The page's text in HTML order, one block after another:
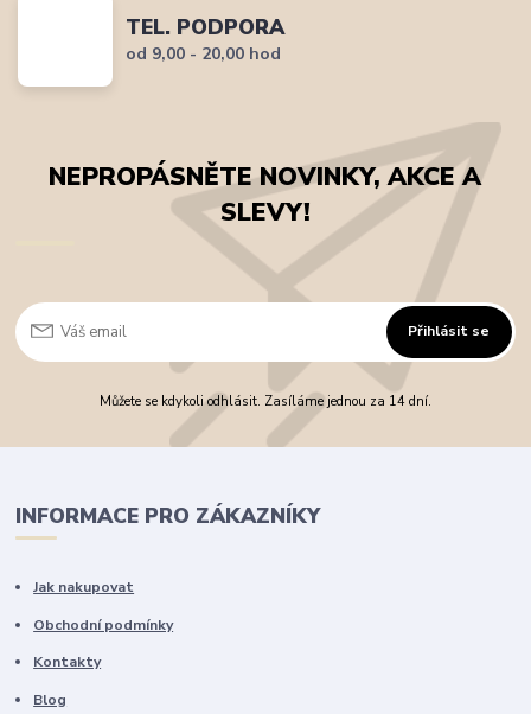
TEL. PODPORA
od 9,00 - 20,00 hod
NEPROPÁSNĚTE NOVINKY, AKCE A
SLEVY!
Přihlásit se
Můžete se kdykoli odhlásit. Zasíláme jednou za 14 dní.
INFORMACE PRO ZÁKAZNÍKY
Jak nakupovat
Obchodní podmínky
Kontakty
Blog